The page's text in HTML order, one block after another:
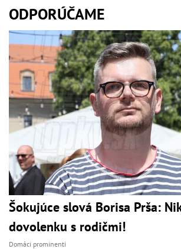
ODPORÚČAME
Šokujúce slová Borisa Prša:
dovolenku s rodičmi!
Domáci prominenti